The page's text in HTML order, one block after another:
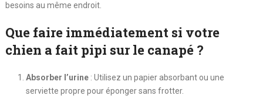
besoins au même endroit.
Que faire immédiatement si votre
chien a fait pipi sur le canapé ?
Absorber l’urine: Utilisez un papier absorbant ou une
serviette propre pour éponger sans frotter.